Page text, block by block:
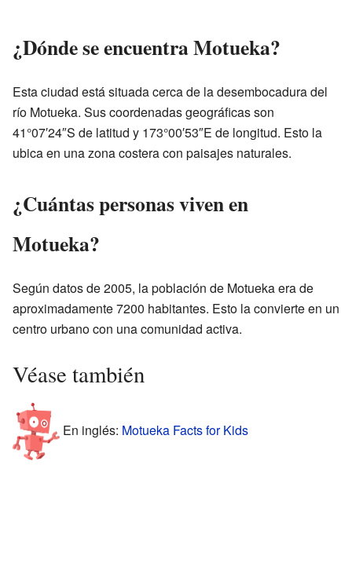
¿Dónde se encuentra Motueka?
Esta ciudad está situada cerca de la desembocadura del
río Motueka. Sus coordenadas geográficas son
41°07′24″S de latitud y 173°00′53″E de longitud. Esto la
ubica en una zona costera con paisajes naturales.
¿Cuántas personas viven en
Motueka?
Según datos de 2005, la población de Motueka era de
aproximadamente 7200 habitantes. Esto la convierte en un
centro urbano con una comunidad activa.
Véase también
En inglés: Motueka Facts for Kids